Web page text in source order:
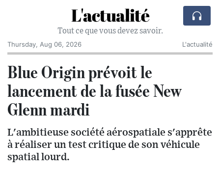
L'actualité
Tout ce que vous devez savoir.
Thursday, Aug 06, 2026
L'actualité
Blue Origin prévoit le
lancement de la fusée New
Glenn mardi
L'ambitieuse société aérospatiale s'apprête
à réaliser un test critique de son véhicule
spatial lourd.